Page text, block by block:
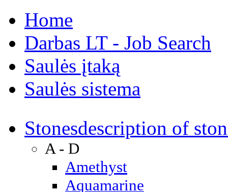
Home
Darbas LT - Job Search
Saulės įtaką
Saulės sistema
Stonesdescription of
A - D
Amethyst
Aquamarine